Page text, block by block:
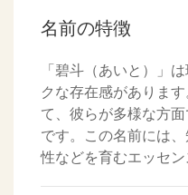
名前の特徴
「碧斗（あいと）」
クな存在感がありま
て、彼らが多様な方
です。この名前には
性などを育むエッセン